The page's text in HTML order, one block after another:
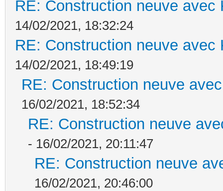
RE: Construction neuve avec
14/02/2021, 18:32:24
RE: Construction neuve avec
14/02/2021, 18:49:19
RE: Construction neuve
16/02/2021, 18:52:34
RE: Construction neuve
- 16/02/2021, 20:11:47
RE: Construction neuve
16/02/2021, 20:46:00